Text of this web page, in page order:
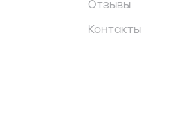
Отзывы
Контакты